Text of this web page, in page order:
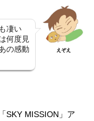
凄い
何度見
の感動
えぞえ
SKY MISSION」ア